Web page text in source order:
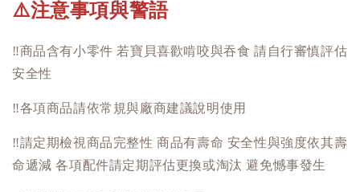
⚠️注意事項與警語
‼️商品含有小零件 若寶貝喜歡啃咬與吞食 請自行審慎評估
安全性
‼️各項商品請依常規與廠商建議說明使用
‼️請定期檢視商品完整性 商品有壽命 安全性與強度依其壽
命遞減 各項配件請定期評估更換或淘汰 避免憾事發生